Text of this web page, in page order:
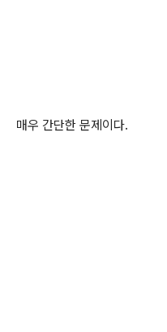
매우 간단한 문제이다.